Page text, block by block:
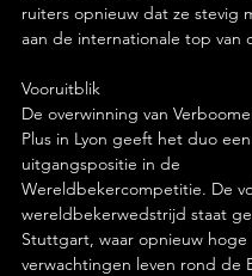
ruiters opnieuw dat ze stevig
aan de internationale top van
Vooruitblik
De overwinning van
Plus in Lyon geeft het duo
uitgangspositie in de
Wereldbekercompetitie. De
wereldbekerwedstrijd staat
Stuttgart, waar opnieuw hoge
verwachtingen leven rond de